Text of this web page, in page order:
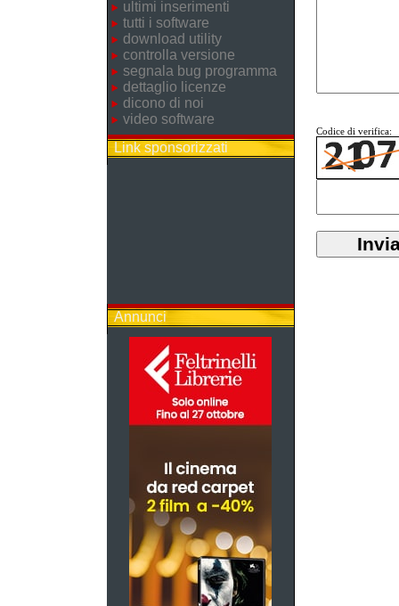
ultimi inserimenti
tutti i software
download utility
controlla versione
segnala bug programma
dettaglio licenze
dicono di noi
video software
Link sponsorizzati
Annunci
Codice di verifica: